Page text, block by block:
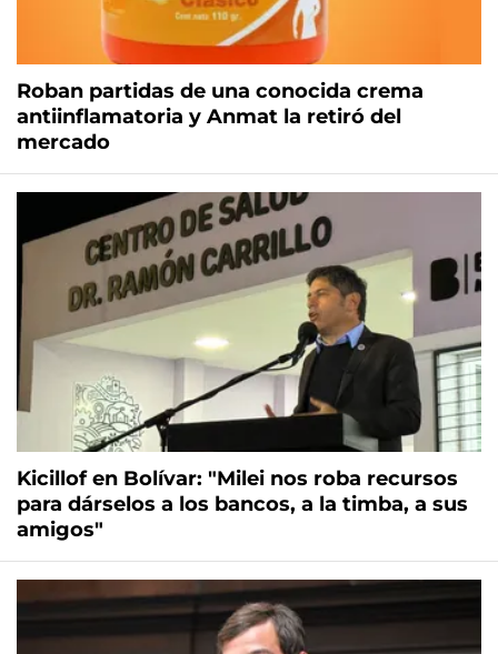
Roban partidas de una conocida crema
antiinflamatoria y Anmat la retiró del
mercado
Kicillof en Bolívar: "Milei nos roba recursos
para dárselos a los bancos, a la timba, a sus
amigos"